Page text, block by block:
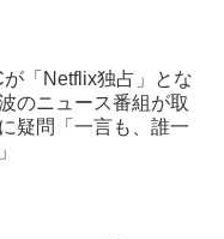
「Netflix独占」とな
のニュース番組が取
疑問「一言も、誰一